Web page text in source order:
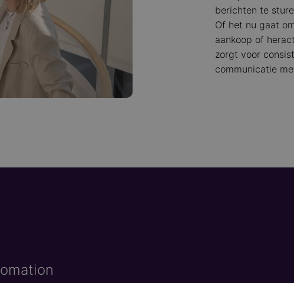
berichten te
Of het nu gaat
aankoop of
zorgt voor
communicatie